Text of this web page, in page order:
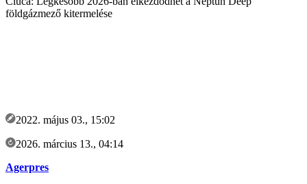
földgázmező kitermelése
2022. május 03., 15:02
2026. március 13., 04:14
Agerpres